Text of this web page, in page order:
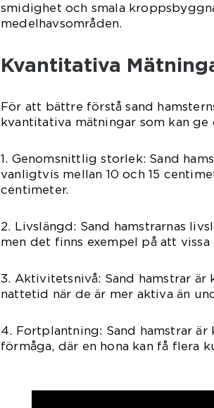
smidighet och smala
medelhavsområden.
Kvantitativa
För att bättre förstå sand
kvantitativa mätningar som kan ge
1. Genomsnittlig storlek: Sand
vanligtvis mellan 10 och 15
centimeter.
2. Livslängd: Sand hamstrarnas
men det finns exempel på att
3. Aktivitetsnivå: Sand hamstrar
nattetid när de är mer aktiva än
4. Fortplantning: Sand hamstrar
förmåga, där en hona kan få flera